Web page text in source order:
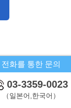
전화를 통한 문의
03-3359-0023
（일본어,한국어）